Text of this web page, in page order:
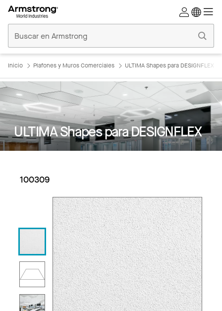
Comerciales
Inicio
Inicio Plafones y Muros Comerciales ULTIMA Shapes para DESIGNFLEX
ULTIMA Shapes para DESIGNFLEX
100309